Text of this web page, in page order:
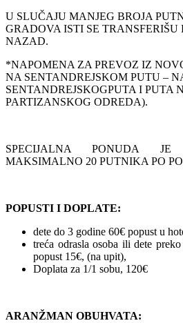
U SLUČAJU MANJEG BROJA
GRADOVA ISTI SE
NAZAD.
*NAPOMENA ZA PREVOZ IZ
NA SENTANDREJSKOM PUTU –
SENTANDREJSKOGPUTA I PUTA
PARTIZANSKOG ODREDA).
SPECIJALNA PONUDA
MAKSIMALNO 20 PUTNIKA PO
POPUSTI I DOPLATE:
dete do 3 godine 60€ popust u
treća odrasla osoba ili dete
popust 15€, (na upit),
Doplata za 1/1 sobu, 120€
ARANŽMAN OBUHVATA: